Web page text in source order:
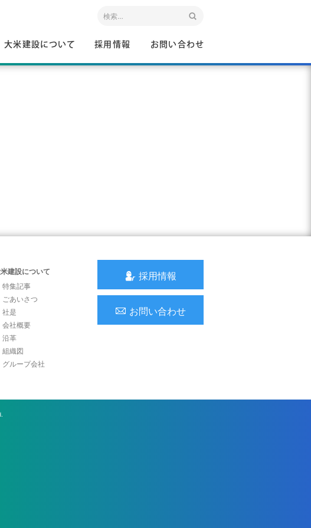
大米建設について 採用情報 お問い合わせ
採用情報
お問い合わせ
建設について
特集記事
ごあいさつ
社是
会社概要
沿革
組織図
グループ会社